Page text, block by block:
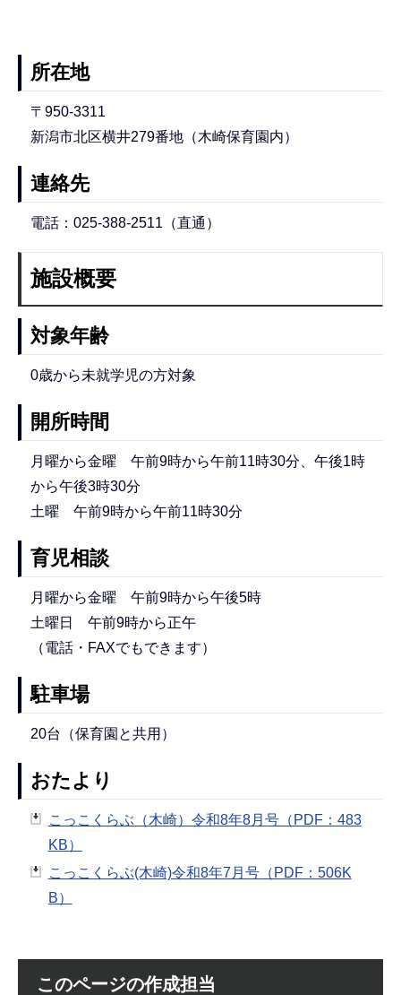
所在地
〒950-3311
新潟市北区横井279番地（木崎保育園内）
連絡先
電話：025-388-2511（直通）
施設概要
対象年齢
0歳から未就学児の方対象
開所時間
月曜から金曜 午前9時から午前11時30分、午後1時
から午後3時30分
土曜 午前9時から午前11時30分
育児相談
月曜から金曜 午前9時から午後5時
土曜日 午前9時から正午
（電話・FAXでもできます）
駐車場
20台（保育園と共用）
おたより
こっこくらぶ（木崎）令和8年8月号（PDF：483
KB）
こっこくらぶ(木崎)令和8年7月号（PDF：506K
B）
このページの作成担当